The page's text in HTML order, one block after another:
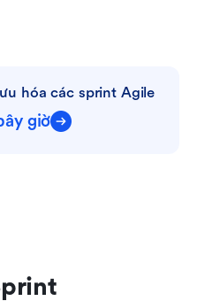
hóa các sprint Agile
giờ